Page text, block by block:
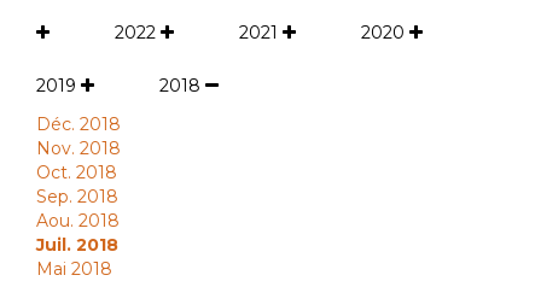
2022 2021 2020
2019
2018
Déc. 2018
Nov. 2018
Oct. 2018
Sep. 2018
Aou. 2018
Juil. 2018
Mai 2018